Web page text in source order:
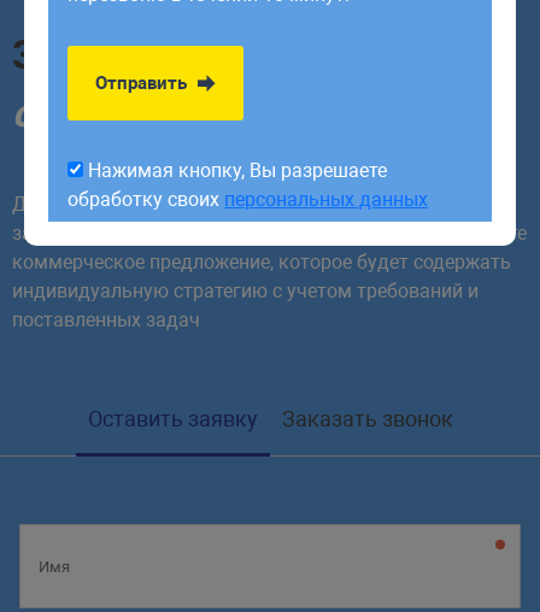
Заполните форму
сегодня!
Для начала сотрудничества необходимо заполнить
заявку или заказать обратный звонок. В ответ получите
коммерческое предложение, которое будет содержать
индивидуальную стратегию с учетом требований и
поставленных задач
Оставить заявку Заказать звонок
обработку своихперсональных данных
Отправить
Нажимая кнопку, Вы разрешаете
обработку своих персональных данных